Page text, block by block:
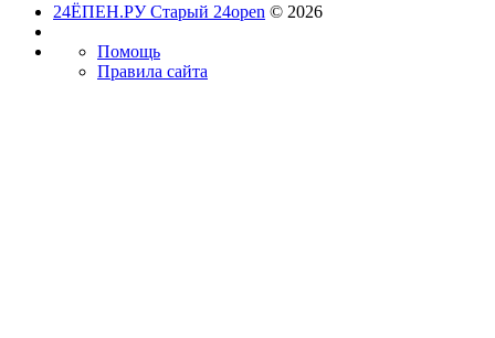
24ЁПЕН.РУ Старый 24open © 2026
Помощь
Правила сайта